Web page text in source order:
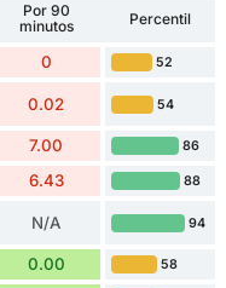
Por 90
minutos
Percentil
0 52
0.02 54
7.00 86
6.43 88
N/A 94
0.00 58